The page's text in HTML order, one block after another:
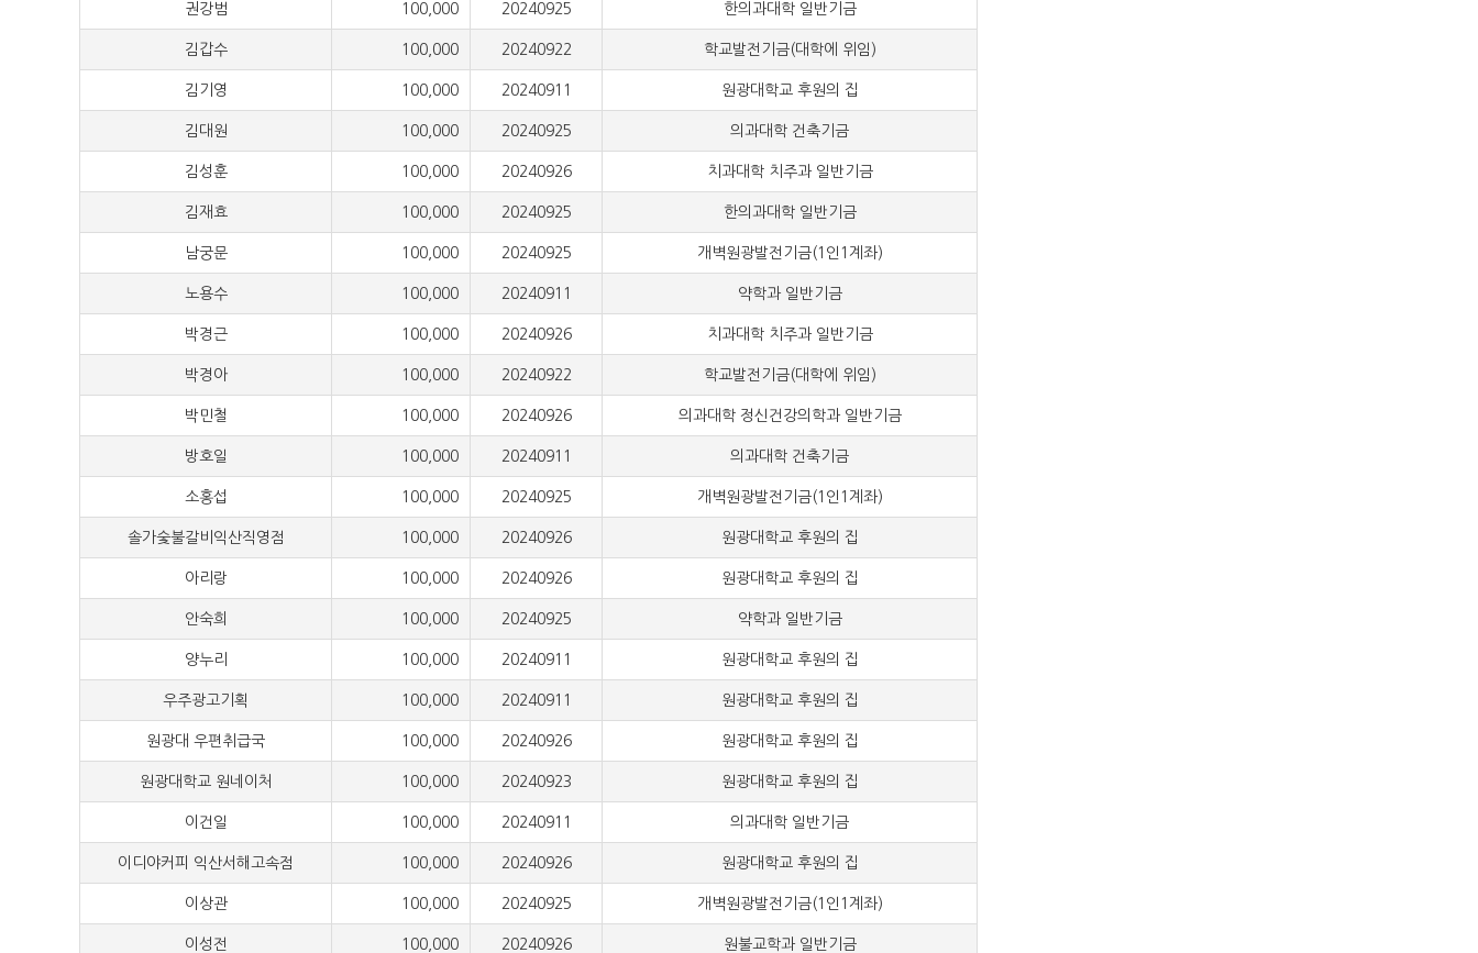
권강범 100,000 20240925 한의과대학 일반기금
김갑수 100,000 20240922 학교발전기금(대학에 위임)
김기영 100,000 20240911 원광대학교 후원의 집
김대원 100,000 20240925 의과대학 건축기금
김성훈 100,000 20240926 치과대학 치주과 일반기금
김재효 100,000 20240925 한의과대학 일반기금
남궁문 100,000 20240925 개벽원광발전기금(1인1계좌)
노용수 100,000 20240911 약학과 일반기금
박경근 100,000 20240926 치과대학 치주과 일반기금
박경아 100,000 20240922 학교발전기금(대학에 위임)
박민철 100,000 20240926 의과대학 정신건강의학과 일반기금
방호일 100,000 20240911 의과대학 건축기금
소홍섭 100,000 20240925 개벽원광발전기금(1인1계좌)
솔가숯불갈비익산직영점 100,000 20240926 원광대학교 후원의 집
아리랑 100,000 20240926 원광대학교 후원의 집
안숙희 100,000 20240925 약학과 일반기금
양누리 100,000 20240911 원광대학교 후원의 집
우주광고기획 100,000 20240911 원광대학교 후원의 집
원광대 우편취급국 100,000 20240926 원광대학교 후원의 집
원광대학교 원네이처 100,000 20240923 원광대학교 후원의 집
이건일 100,000 20240911 의과대학 일반기금
이디야커피 익산서해고속점 100,000 20240926 원광대학교 후원의 집
이상관 100,000 20240925 개벽원광발전기금(1인1계좌)
이성전 100,000 20240926 원불교학과 일반기금